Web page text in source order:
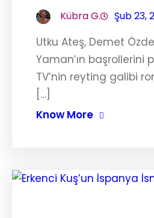
Kübra G. Şub 23,
Utku Ateş, Demet
Yaman’ın başrollerini
TV’nin reyting galibi
[…]
Know More